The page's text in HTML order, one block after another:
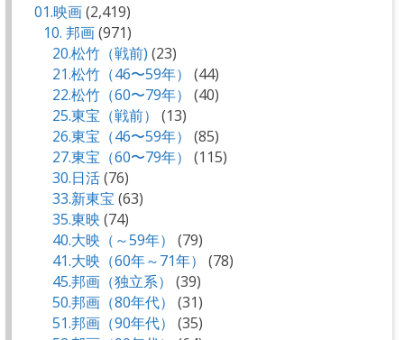
01.映画(2,419)
10. 邦画(971)
20.松竹（戦前) (23)
21.松竹（46〜59年）
(44)
22.松竹（60〜79年）
(40)
25.東宝（戦前）
(13)
26.東宝（46〜59年）
(85)
27.東宝（60〜79年）
(115)
30.日活(76)
33.新東宝 (63)
35.東映 (74)
40.大映（～59年）
(79)
41.大映（60年～71年）
(78)
45.邦画（独立系）
(39)
50.邦画（80年代）
(31)
51.邦画（90年代）
(35)